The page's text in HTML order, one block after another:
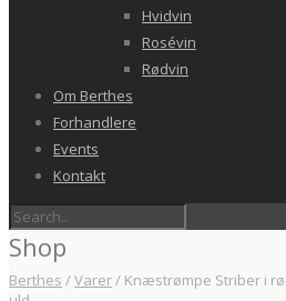
Hvidvin
Rosévin
Rødvin
Om Berthes
Forhandlere
Events
Kontakt
Shop
Berthes /Varer/ Knæstrømpe Striber i